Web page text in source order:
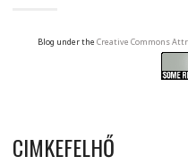
Blog under the Creative Commons
CIMKEFELHŐ